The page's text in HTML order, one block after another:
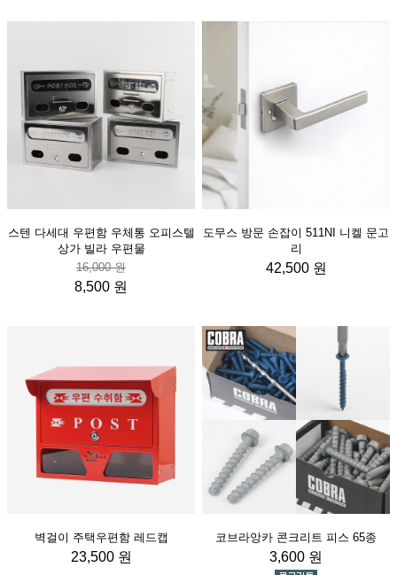
스텐 다세대 우편함 우체통 오피스텔
상가 빌라 우편물
16,000 원
8,500 원
도무스 방문 손잡이 511NI 니켈 문고
리
42,500 원
벽걸이 주택우편함 레드캡
23,500 원
코브라앙카 콘크리트 피스 65종
3,600 원